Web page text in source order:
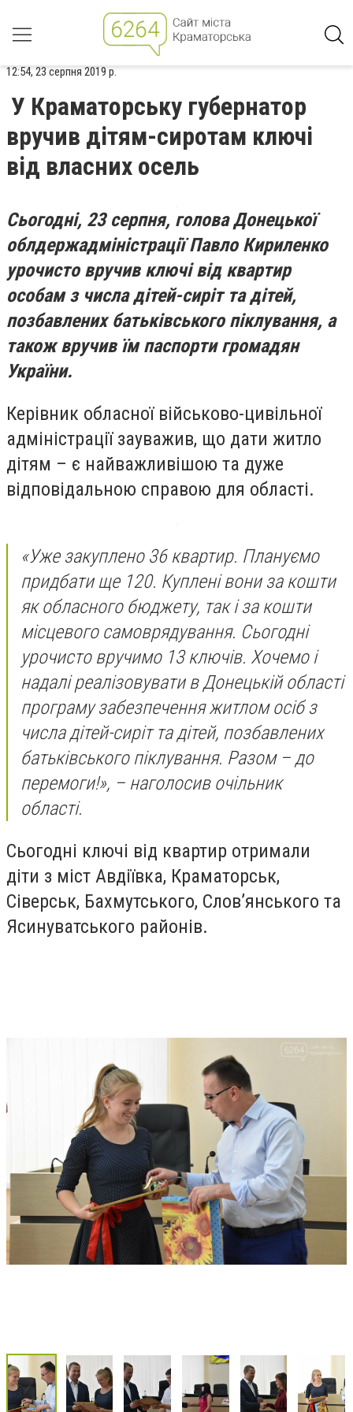
12:54, 23 серпня 2019 р.
У Краматорську губернатор
вручив дітям-сиротам ключі
від власних осель
Сьогодні, 23 серпня, голова Донецької
облдержадміністрації Павло Кириленко
урочисто вручив ключі від квартир
особам з числа дітей-сиріт та дітей,
позбавлених батьківського піклування, а
також вручив їм паспорти громадян
України.
Керівник обласної військово-цивільної
адміністрації зауважив, що дати житло
дітям – є найважливішою та дуже
відповідальною справою для області.
«Уже закуплено 36 квартир. Плануємо
придбати ще 120. Куплені вони за кошти
як обласного бюджету, так і за кошти
місцевого самоврядування. Сьогодні
урочисто вручимо 13 ключів. Хочемо і
надалі реалізовувати в Донецькій області
програму забезпечення житлом осіб з
числа дітей-сиріт та дітей, позбавлених
батьківського піклування. Разом – до
перемоги!», – наголосив очільник
області.
Сьогодні ключі від квартир отримали
діти з міст Авдіївка, Краматорськ,
Сіверськ, Бахмутського, Слов’янського та
Ясинуватського районів.